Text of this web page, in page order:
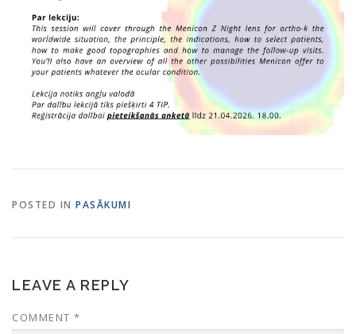
POSTED IN PASĀKUMI
LEAVE A REPLY
COMMENT *